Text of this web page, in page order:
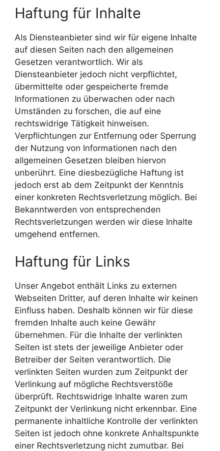
Haftung für Inhalte
Als Diensteanbieter sind wir für eigene Inhalte
auf diesen Seiten nach den allgemeinen
Gesetzen verantwortlich. Wir als
Diensteanbieter jedoch nicht verpflichtet,
übermittelte oder gespeicherte fremde
Informationen zu überwachen oder nach
Umständen zu forschen, die auf eine
rechtswidrige Tätigkeit hinweisen.
Verpflichtungen zur Entfernung oder Sperrung
der Nutzung von Informationen nach den
allgemeinen Gesetzen bleiben hiervon
unberührt. Eine diesbezügliche Haftung ist
jedoch erst ab dem Zeitpunkt der Kenntnis
einer konkreten Rechtsverletzung möglich. Bei
Bekanntwerden von entsprechenden
Rechtsverletzungen werden wir diese Inhalte
umgehend entfernen.
Haftung für Links
Unser Angebot enthält Links zu externen
Webseiten Dritter, auf deren Inhalte wir keinen
Einfluss haben. Deshalb können wir für diese
fremden Inhalte auch keine Gewähr
übernehmen. Für die Inhalte der verlinkten
Seiten ist stets der jeweilige Anbieter oder
Betreiber der Seiten verantwortlich. Die
verlinkten Seiten wurden zum Zeitpunkt der
Verlinkung auf mögliche Rechtsverstöße
überprüft. Rechtswidrige Inhalte waren zum
Zeitpunkt der Verlinkung nicht erkennbar. Eine
permanente inhaltliche Kontrolle der verlinkten
Seiten ist jedoch ohne konkrete Anhaltspunkte
einer Rechtsverletzung nicht zumutbar. Bei